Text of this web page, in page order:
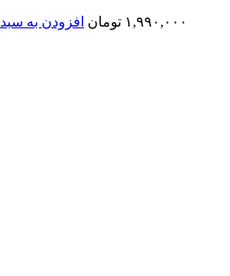
۱,۹۹۰,۰۰۰ تومان افزودن به سبد خرید